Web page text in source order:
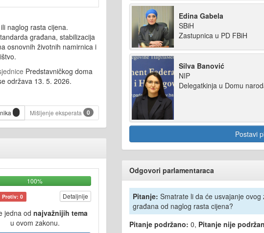
naglog rasta cijena.
građana, stabilizacija
osnovnih životnih namirnica i
Predstavničkog doma
održava 13. 5. 2026.
Mišljenje eksperata 0
100%
Protiv: 0 Detaljnije
jedna od najvažnijih tema
u ovom zakonu.
Edina Gabela
SBiH
Zastupnica u PD FBiH
Silva Banović
NIP
Delegatkinja u Domu
Postavi
Odgovori parlamentaraca
Pitanje: Smatrate li da će usvajanje
građana od naglog rasta cijena?
Pitanje podržano: 0, Pitanje nije